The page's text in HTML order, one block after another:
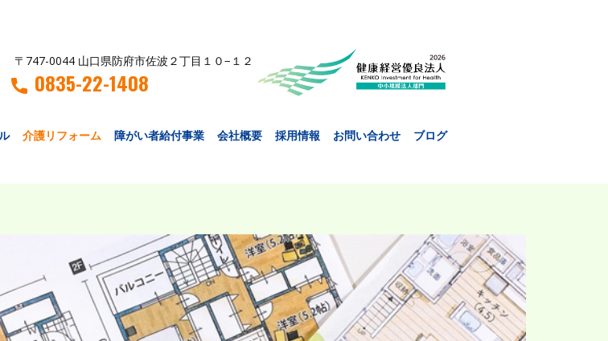
〒747-0044 山口県防府市佐波２丁目１０−１２
0835-22-1408
介護リフォーム 障がい者給付事業 会社概要 採用情報 お問い合わせ ブログ